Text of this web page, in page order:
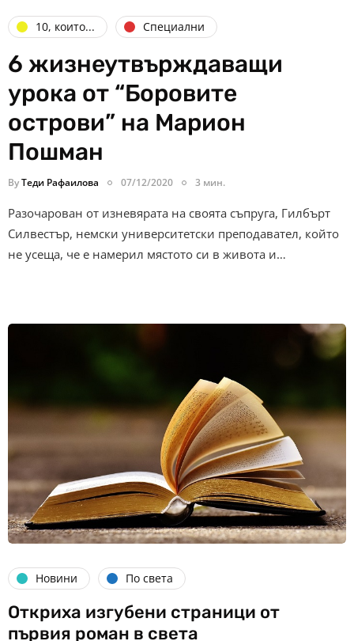
10, които... Специални
6 жизнеутвърждаващи
урока от “Боровите
острови” на Марион
Пошман
ByТеди Рафаилова 07/12/2020 3 мин.
Разочарован от изневярата на своята съпруга, Гилбърт
Силвестър, немски университетски преподавател, който
не усеща, че е намерил мястото си в живота и…
Новини По света
Откриха изгубени страници от
първия роман в света